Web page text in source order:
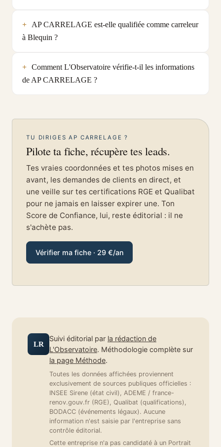
AP CARRELAGE est-elle qualifiée comme carreleur
à Blequin ?
Comment L'Observatoire vérifie-t-il les informations
de AP CARRELAGE ?
TU DIRIGES AP CARRELAGE ?
Pilote ta fiche, récupère tes leads.
Tes vraies coordonnées et tes photos mises en
avant, les demandes de clients en direct, et
une veille sur tes certifications RGE et Qualibat
pour ne jamais en laisser expirer une. Ton
Score de Confiance, lui, reste éditorial : il ne
s'achète pas.
Vérifier ma fiche · 29 €/an
LR
Suivi éditorial par la rédaction de
L'Observatoire. Méthodologie complète sur
la page Méthode.
Toutes les données affichées proviennent
exclusivement de sources publiques officielles :
INSEE Sirene (état civil), ADEME / france-
renov.gouv.fr (RGE), Qualibat (qualifications),
BODACC (événements légaux). Aucune
information n'est saisie par l'entreprise sans
contrôle éditorial.
Cette entreprise n'a pas candidaté à un Portrait